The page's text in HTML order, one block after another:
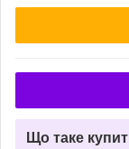
Що таке